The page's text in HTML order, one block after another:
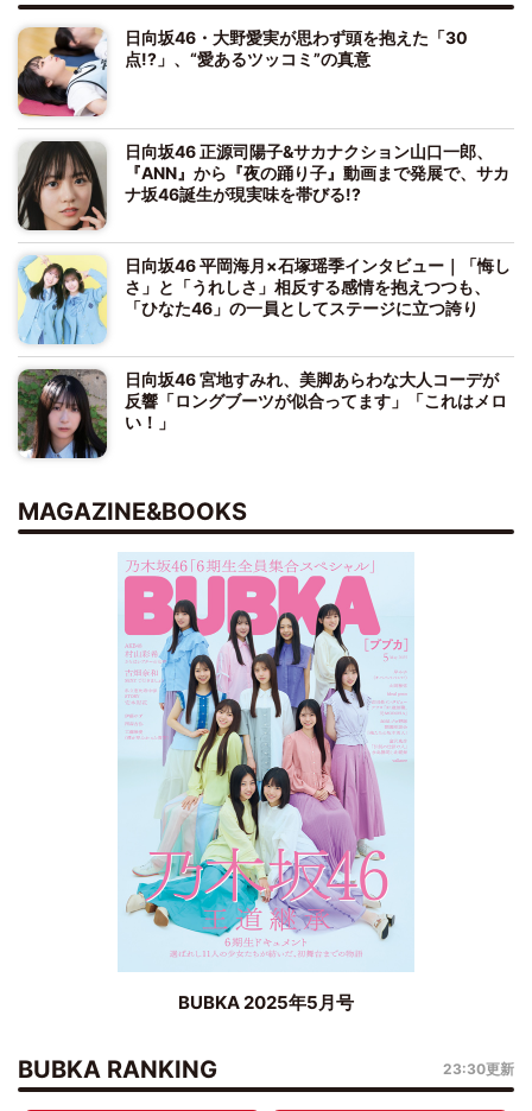
日向坂46・大野愛実が思わず頭を抱えた「30
点!?」、“愛あるツッコミ”の真意
日向坂46 正源司陽子&サカナクション山口一郎、
『ANN』から『夜の踊り子』動画まで発展で、サカ
ナ坂46誕生が現実味を帯びる!?
日向坂46 平岡海月×石塚瑶季インタビュー｜「悔し
さ」と「うれしさ」相反する感情を抱えつつも、
「ひなた46」の一員としてステージに立つ誇り
日向坂46 宮地すみれ、美脚あらわな大人コーデが
反響「ロングブーツが似合ってます」「これはメロ
い！」
MAGAZINE&BOOKS
BUBKA 2025年5月号
BUBKA RANKING 23:30更新